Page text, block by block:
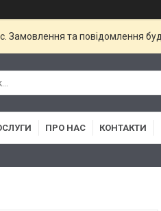
Замовлення та повідомлення
ПРО НАС КОНТАКТИ